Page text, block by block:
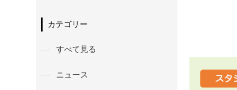
カテゴリー
すべて見る
ニュース